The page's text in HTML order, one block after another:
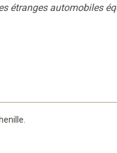
étranges automobiles
.